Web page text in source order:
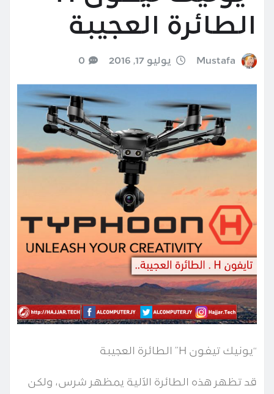
الطائرة العجيبة
Mustafa يوليو 17, 2016 0
“يونيك تيفون H” الطائرة العجيبة
قد تظهر هذه الطائرة الآلية يمظهر شرس، ولكن